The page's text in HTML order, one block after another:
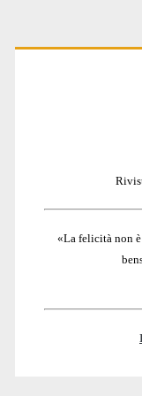
Primary
«La felicità non